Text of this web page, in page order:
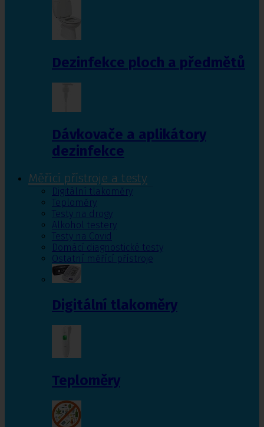
Dezinfekce ploch a předmětů
Dávkovače a aplikátory
dezinfekce
Měřící přístroje a testy
Digitální tlakoměry
Teploměry
Testy na drogy
Alkohol testery
Testy na Covid
Domácí diagnostické testy
Ostatní měřící přístroje
Digitální tlakoměry
Teploměry